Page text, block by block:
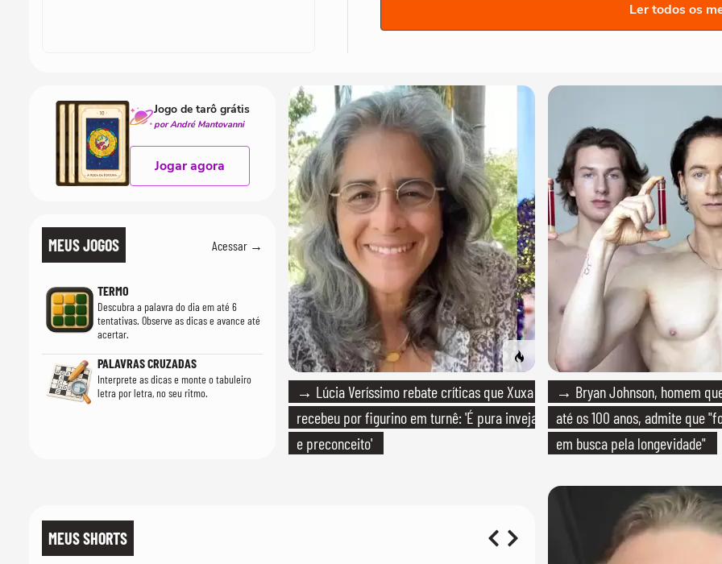
Ler todos os
MEUS JOGOS Acessar →
TERMO
Descubra a palavra do dia em até 6
tentativas. Observe as dicas e avance até
acertar.
PALAVRAS CRUZADAS
Interprete as dicas e monte o tabuleiro
letra por letra, no seu ritmo.
→ Lúcia Veríssimo rebate críticas que Xuxa
recebeu por figurino em turnê: 'É pura inveja
e preconceito'
→ Bryan Johnson, homem
até os 100 anos, admite que
em busca pela longevidade"
MEUS SHORTS
Jogo de tarô grátis
por André Mantovanni
Jogar agora